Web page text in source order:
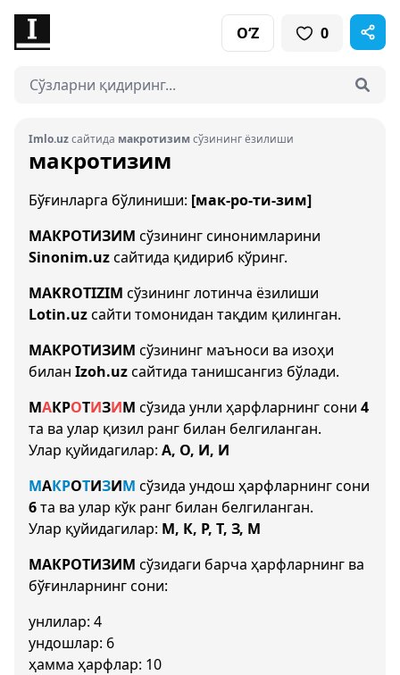
O‘Z 0
Imlo.uzсайтида макротизимсўзининг ёзилиши
макротизим
Бўғинларга бўлиниши: [мак-ро-ти-зим]
МАКРОТИЗИМ сўзининг синонимларини
Sinonim.uzсайтида қидириб кўринг.
MAKROTIZIM сўзининг лотинча ёзилиши
Lotin.uzсайти томонидан тақдим қилинган.
МАКРОТИЗИМ сўзининг маъноси ва изоҳи
билан Izoh.uzсайтида танишсангиз бўлади.
МАКРОТИЗИМ сўзида унли ҳарфларнинг сони 4
та ва улар қизил ранг билан белгиланган.
Улар қуйидагилар: А, О, И, И
МАКРОТИЗИМ сўзида ундош ҳарфларнинг сони
6та ва улар кўк ранг билан белгиланган.
Улар қуйидагилар: М, К, Р, Т, З, М
МАКРОТИЗИМ сўзидаги барча ҳарфларнинг ва
бўғинларнинг сони:
унлилар: 4
ундошлар: 6
ҳамма ҳарфлар: 10